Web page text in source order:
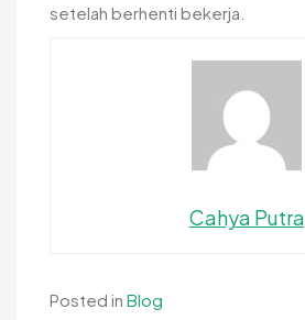
setelah berhenti bekerja.
Cahya Putra
Posted in Blog